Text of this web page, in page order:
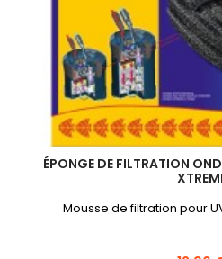
ÉPONGE DE FILTRATION
Mousse de filtration pour